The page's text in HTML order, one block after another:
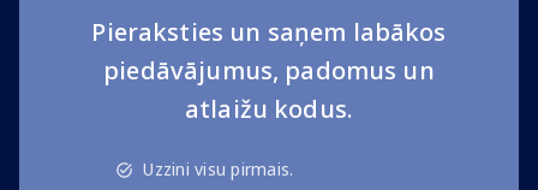
Pieraksties un saņem labākos
piedāvājumus, padomus un
atlaižu kodus.
Uzzini visu pirmais.